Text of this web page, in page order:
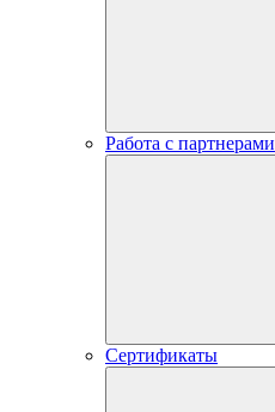
Работа с партнерами
Сертификаты